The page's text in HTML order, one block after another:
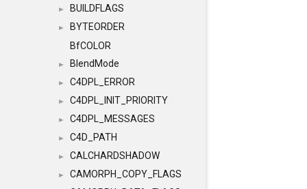
► BUILDFLAGS
►
BYTEORDER
BfCOLOR
► BlendMode
► C4DPL_ERROR
► C4DPL_INIT_PRIORITY
► C4DPL_MESSAGES
► C4D_PATH
► CALCHARDSHADOW
►
CAMORPH_COPY_FLAGS